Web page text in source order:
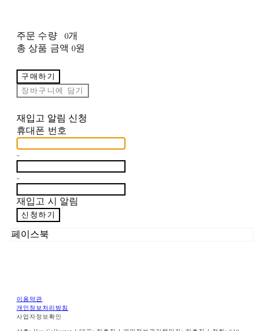
주문 수량
0개
총 상품 금액 0원
구매하기
장바구니에 담기
재입고 알림 신청
휴대폰 번호
-
-
재입고 시 알림
신청하기
페이스북
이용약관
개인정보처리방침
사업자정보확인